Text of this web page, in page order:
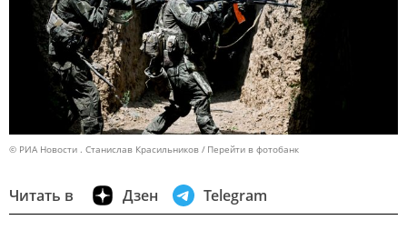
© РИА Новости . Станислав Красильников Перейти в фотобанк
Читать в Дзен Telegram